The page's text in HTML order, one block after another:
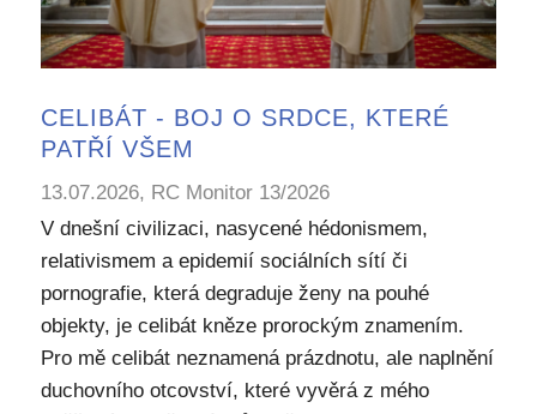
CELIBÁT - BOJ O SRDCE, KTERÉ
PATŘÍ VŠEM
13.07.2026, RC Monitor 13/2026
V dnešní civilizaci, nasycené hédonismem,
relativismem a epidemií sociálních sítí či
pornografie, která degraduje ženy na pouhé
objekty, je celibát kněze prorockým znamením.
Pro mě celibát neznamená prázdnotu, ale naplnění
duchovního otcovství, které vyvěrá z mého